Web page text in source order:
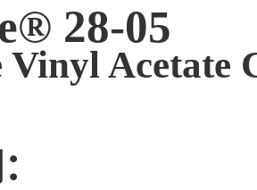
28-05
Vinyl Acetate